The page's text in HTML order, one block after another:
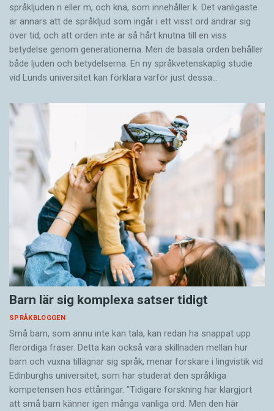
språkljuden n eller m, och knä, som innehåller k. Det vanligaste
är annars att de språkljud som ingår i ett visst ord ändrar sig
över tid, och att orden inte är så hårt knutna till en viss
betydelse genom generationerna. Men de basala orden behåller
både ljuden och betydelserna. En ny språkvetenskaplig studie
vid Lunds universitet kan förklara varför just dessa…
Barn lär sig komplexa satser tidigt
SPRÅKBLOGGEN
Små barn, som ännu inte kan tala, kan redan ha snappat upp
flerordiga fraser. Detta kan också vara skillnaden mellan hur
barn och vuxna tillägnar sig språk, menar forskare i lingvistik vid
Edinburghs universitet, som har studerat den språkliga
kompetensen hos ettåringar. ”Tidigare forskning har klargjort
att små barn känner igen många vanliga ord. Men den här